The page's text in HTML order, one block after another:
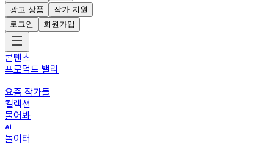
광고 상품
작가 지원
로그인
회원가입
콘텐츠
프로덕트 밸리
요즘 작가들
컬렉션
물어봐
놀이터